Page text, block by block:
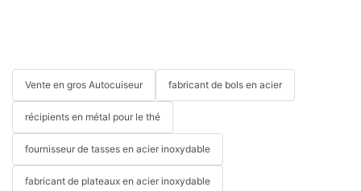
Vente en gros Autocuiseur fabricant de bols en acier
récipients en métal pour le thé
fournisseur de tasses en acier inoxydable
fabricant de plateaux en acier inoxydable